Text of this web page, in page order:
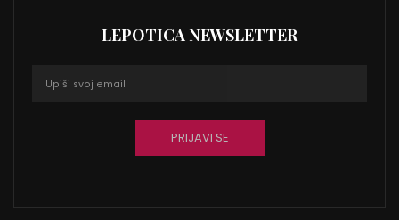
LEPOTICA NEWSLETTER